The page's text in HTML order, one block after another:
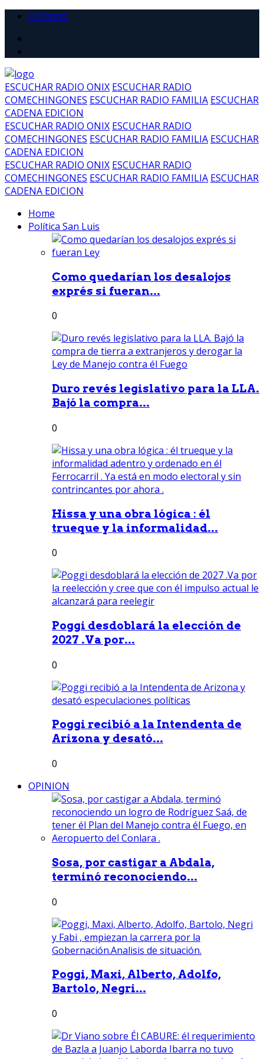
Contacto
ESCUCHAR RADIO ONIX ESCUCHAR RADIO
COMECHINGONES ESCUCHAR RADIO FAMILIA ESCUCHAR
CADENA EDICION
ESCUCHAR RADIO ONIX ESCUCHAR RADIO
COMECHINGONES ESCUCHAR RADIO FAMILIA ESCUCHAR
CADENA EDICION
ESCUCHAR RADIO ONIX ESCUCHAR RADIO
COMECHINGONES ESCUCHAR RADIO FAMILIA ESCUCHAR
CADENA EDICION
Home
Política San Luis
Como quedarían los desalojos
exprés si fueran...
0
Duro revés legislativo para la LLA.
Bajó la compra...
0
Hissa y una obra lógica : él
trueque y la informalidad...
0
Poggi desdoblará la elección de
2027 .Va por...
0
Poggi recibió a la Intendenta de
Arizona y desató...
0
OPINION
Sosa, por castigar a Abdala,
terminó reconociendo...
0
Poggi, Maxi, Alberto, Adolfo,
Bartolo, Negri...
0